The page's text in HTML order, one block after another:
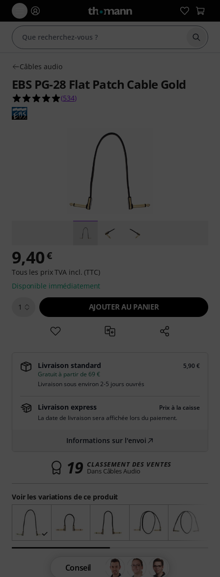
Câbles audio
EBS PG-28 Flat Patch Cable Gold
4.9 étoiles sur 5 d'après 534 évaluations clients
(534)
Voir les variations de ce produit
9,40€
Tous les prix TVA incl. (TTC)
Disponible immédiatement
1 AJOUTER AU PANIER
Livraison standard
5,90 €
Gratuit à partir de 69 €
Livraison sous environ 2-5 jours ouvrés
Livraison express
Prix à la caisse
La date de livraison sera affichée lors du paiement.
Informations sur l'envoi
19 CLASSEMENT DES VENTES
Dans Câbles Audio
Conseil